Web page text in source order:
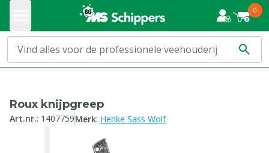
0
Roux knijpgreep
Art.nr.: 1407759Merk: Henke Sass Wolf